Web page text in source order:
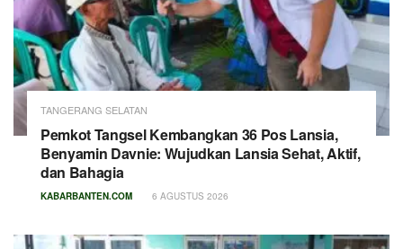
TANGERANG SELATAN
Pemkot Tangsel Kembangkan 36 Pos Lansia,
Benyamin Davnie: Wujudkan Lansia Sehat, Aktif,
dan Bahagia
KABARBANTEN.COM 6 AGUSTUS 2026